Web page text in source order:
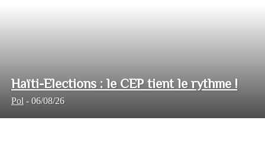
Haïti-Elections : le CEP tient le rythme !
Pol - 06/08/26